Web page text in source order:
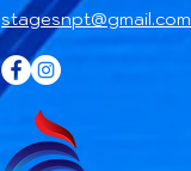
stagesnpt@gmail.com